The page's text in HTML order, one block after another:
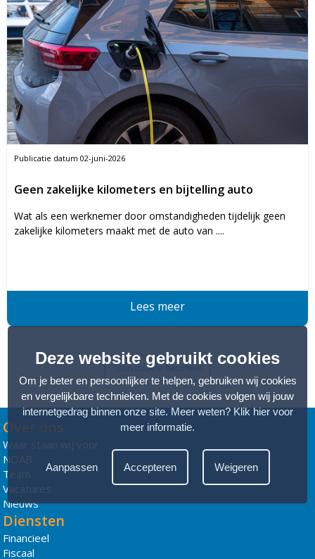
Publicatie datum 02-juni-2026
Geen zakelijke kilometers en bijtelling auto
Wat als een werknemer door omstandigheden tijdelijk geen
zakelijke kilometers maakt met de auto van ....
Lees meer
Toon oudere berichten
Over ons
Waar staan wij voor
NOAB
Team
Vacatures
Nieuws
Diensten
Financieel
Fiscaal
Deze website gebruikt cookies
Om je beter en persoonlijker te helpen, gebruiken wij cookies
en vergelijkbare technieken. Met de cookies volgen wij jouw
internetgedrag binnen onze site. Meer weten?Klik hier voor
meer informatie.
Aanpassen Accepteren Weigeren